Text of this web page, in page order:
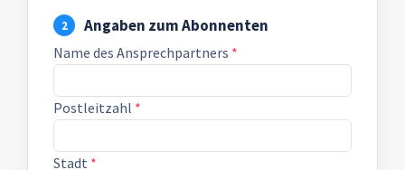
2 Angaben zum Abonnenten
Name des Ansprechpartners *
Postleitzahl *
Stadt *